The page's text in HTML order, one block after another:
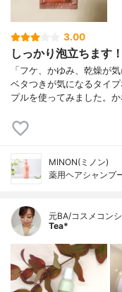
3.00
しっかり泡立ちます！
「フケ、かゆみ、乾燥が
ベタつきが気になるタイ
プルを使ってみました。
MINON(ミノン)
薬用ヘアシャンプ
元BA/コスメコン
Tea*